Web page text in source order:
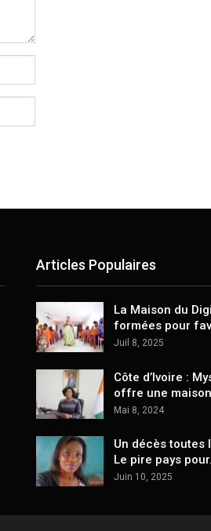
Articles Populaires
La Maison du
formées pour
Juil 8, 2025
Côte d’Ivoire :
offre une
Mai 8, 2024
Un décès toutes
Le pire pays
Juin 10, 2025